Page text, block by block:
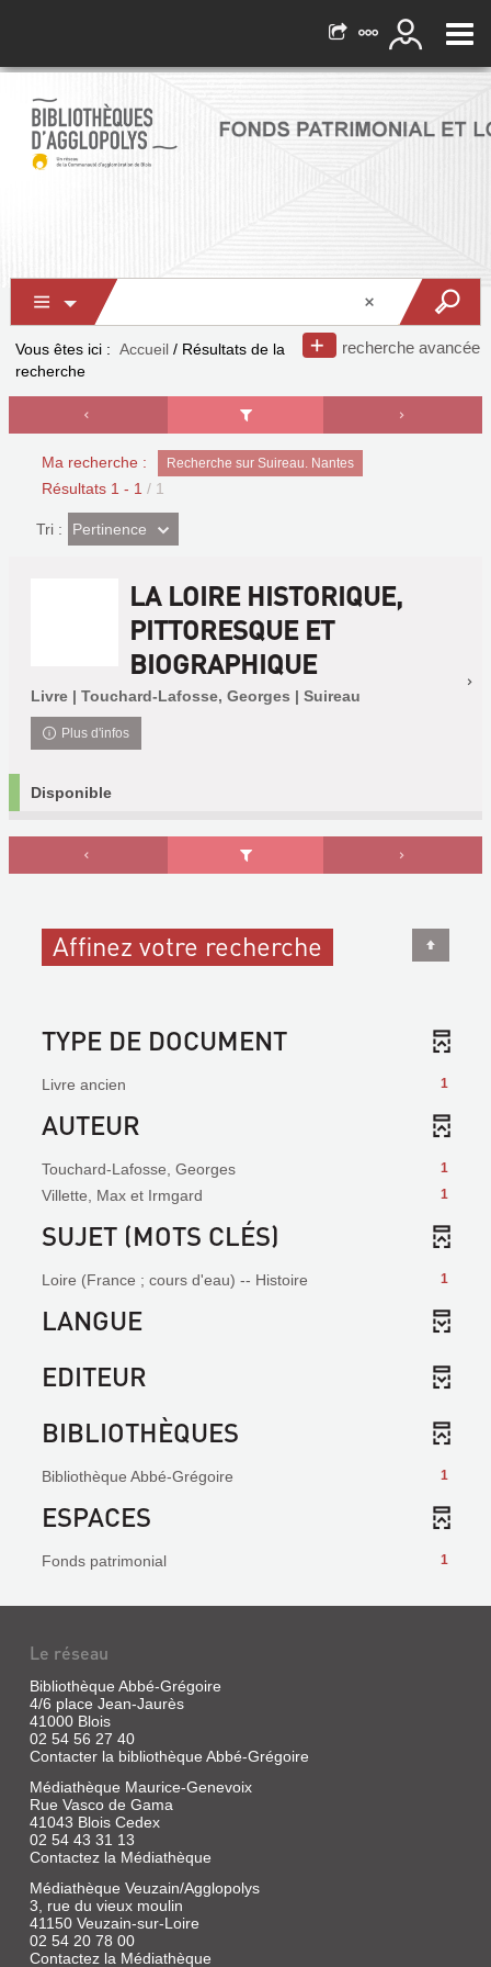
recherche avancée
Vous êtes ici : Accueil / Résultats de la
recherche
Ma recherche : Recherche sur Suireau. Nantes
Résultats 1 - 1 / 1
Tri : (Effet
imédiat)
Pertinence
LA LOIRE HISTORIQUE,
PITTORESQUE ET
BIOGRAPHIQUE
Livre | Touchard-Lafosse, Georges | Suireau
Plus d'infos
Disponible
Affinez votre recherche
TYPE DE DOCUMENT
1
Livre ancien
AUTEUR
1
Touchard-Lafosse, Georges
1
Villette, Max et Irmgard
SUJET (MOTS CLÉS)
1
Loire (France ; cours d'eau) -- Histoire
LANGUE
EDITEUR
BIBLIOTHÈQUES
1
Bibliothèque Abbé-Grégoire
ESPACES
1
Fonds patrimonial
Le réseau
Bibliothèque Abbé-Grégoire
4/6 place Jean-Jaurès
41000 Blois
02 54 56 27 40
Contacter la bibliothèque Abbé-Grégoire
Médiathèque Maurice-Genevoix
Rue Vasco de Gama
41043 Blois Cedex
02 54 43 31 13
Contactez la Médiathèque
Médiathèque Veuzain/Agglopolys
3, rue du vieux moulin
41150 Veuzain-sur-Loire
02 54 20 78 00
Contactez la Médiathèque